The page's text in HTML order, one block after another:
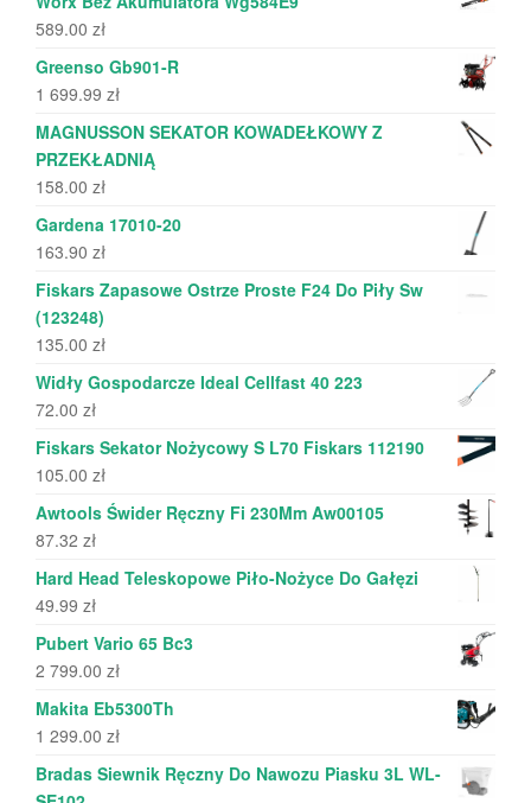
589.00 zł
Greenso Gb901-R
1 699.99 zł
MAGNUSSON SEKATOR KOWADEŁKOWY Z
PRZEKŁADNIĄ
158.00 zł
Gardena 17010-20
163.90 zł
Fiskars Zapasowe Ostrze Proste F24 Do Piły Sw
(123248)
135.00 zł
Widły Gospodarcze Ideal Cellfast 40 223
72.00 zł
Fiskars Sekator Nożycowy S L70 Fiskars 112190
105.00 zł
Awtools Świder Ręczny Fi 230Mm Aw00105
87.32 zł
Hard Head Teleskopowe Piło-Nożyce Do Gałęzi
49.99 zł
Pubert Vario 65 Bc3
2 799.00 zł
Makita Eb5300Th
1 299.00 zł
Bradas Siewnik Ręczny Do Nawozu Piasku 3L WL-